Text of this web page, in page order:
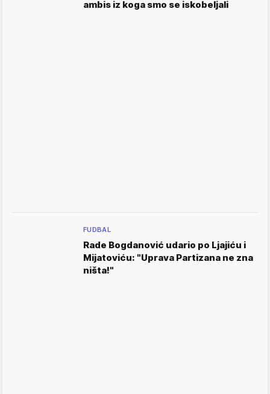
ambis iz koga smo se iskobeljali
FUDBAL
Rade Bogdanović udario po Ljajiću i
Mijatoviću: "Uprava Partizana ne zna
ništa!"